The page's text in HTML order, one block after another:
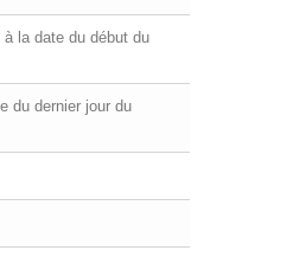
la date du début du
du dernier jour du